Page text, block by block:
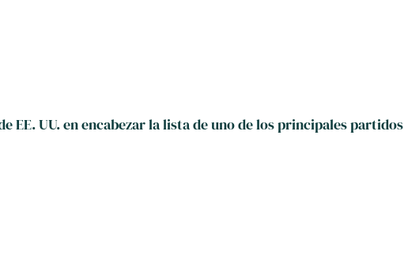
UU. en encabezar la lista de uno de los principales partidos